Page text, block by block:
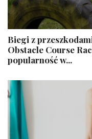
Biegi z
Obstacle Course
popularność w...